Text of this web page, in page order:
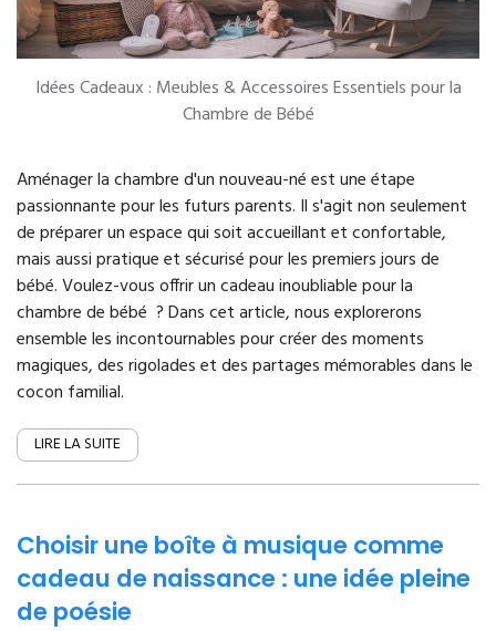
Idées Cadeaux : Meubles & Accessoires Essentiels pour la
Chambre de Bébé
Aménager la chambre d'un nouveau-né est une étape
passionnante pour les futurs parents. Il s'agit non seulement
de préparer un espace qui soit accueillant et confortable,
mais aussi pratique et sécurisé pour les premiers jours de
bébé. Voulez-vous offrir un cadeau inoubliable pour la
chambre de bébé ? Dans cet article, nous explorerons
ensemble les incontournables pour créer des moments
magiques, des rigolades et des partages mémorables dans le
cocon familial.
LIRE LA SUITE
Choisir une boîte à musique comme
cadeau de naissance : une idée pleine
de poésie